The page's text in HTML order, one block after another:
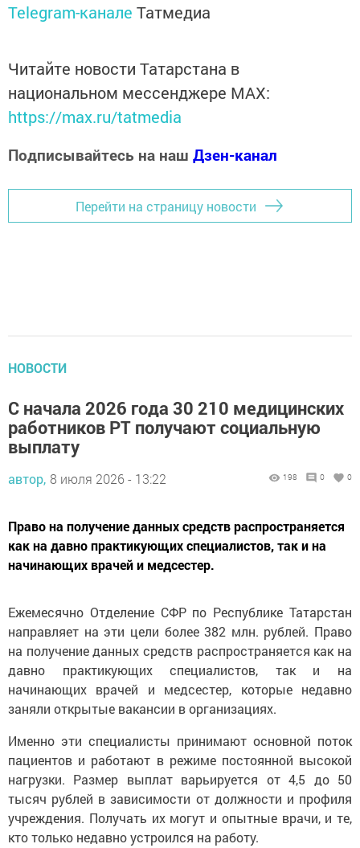
Telegram-канале Татмедиа
Читайте новости Татарстана в
национальном мессенджере MАХ:
https://max.ru/tatmedia
Подписывайтесь на наш Дзен-канал
Перейти на страницу новости
НОВОСТИ
С начала 2026 года 30 210 медицинских
работников РТ получают социальную
выплату
автор, 8 июля 2026 - 13:22 198 0 0
Право на получение данных средств распространяется
как на давно практикующих специалистов, так и на
начинающих врачей и медсестер.
Ежемесячно Отделение СФР по Республике Татарстан
направляет на эти цели более 382 млн. рублей. Право
на получение данных средств распространяется как на
давно практикующих специалистов, так и на
начинающих врачей и медсестер, которые недавно
заняли открытые вакансии в организациях.
Именно эти специалисты принимают основной поток
пациентов и работают в режиме постоянной высокой
нагрузки. Размер выплат варьируется от 4,5 до 50
тысяч рублей в зависимости от должности и профиля
учреждения. Получать их могут и опытные врачи, и те,
кто только недавно устроился на работу.